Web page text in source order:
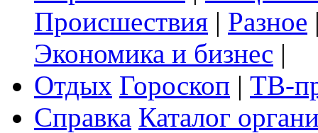
Происшествия | Разное
Экономика и бизнес |
Отдых Гороскоп | ТВ-
Справка Каталог